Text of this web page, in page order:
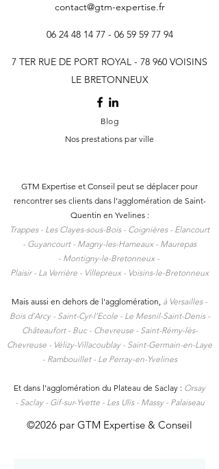
contact@gtm-expertise.fr
06 24 48 14 77 - 06 59 5977 94
7 TER RUE DE PORT ROYAL - 78 960 VOISINS
LE BRETONNEUX
Blog
Nos prestations par ville
GTM Expertise et Conseil peut se déplacer pour
rencontrer ses clients dans l’agglomération de Saint-
Quentin en Yvelines :
Trappes - Les Clayes-sous-Bois - Coignières - Elancourt
- Guyancourt - Magny-les-Hameaux - Maurepas
- Montigny-le-Bretonneux -
Plaisir - La Verrière - Villepreux - Voisins-le-Bretonneux
Mais aussi en dehors de l'agglomération, à Versailles -
Bois d’Arcy - Saint-Cyr-l’Ecole - Le Mesnil-Saint-Denis -
Châteaufort - Buc - Chevreuse - Saint-Rémy-lès-
Chevreuse - Vélizy-Villacoublay - Saint-Germain-en-Laye
- Rambouillet - Le Perray-en-Yvelines
Et dans l’agglomération du Plateau de Saclay : Orsay
- Saclay - Gif-sur-Yvette - Les Ulis - Massy - Palaiseau
©2026 par GTM Expertise & Conseil